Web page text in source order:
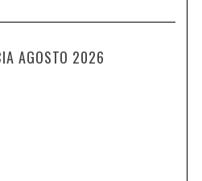
AGOSTO 2026